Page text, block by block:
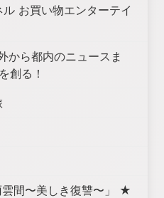
お買い物エンターテイ
ら都内のニュースま
創る！
雲間〜美しき復讐〜」 ★